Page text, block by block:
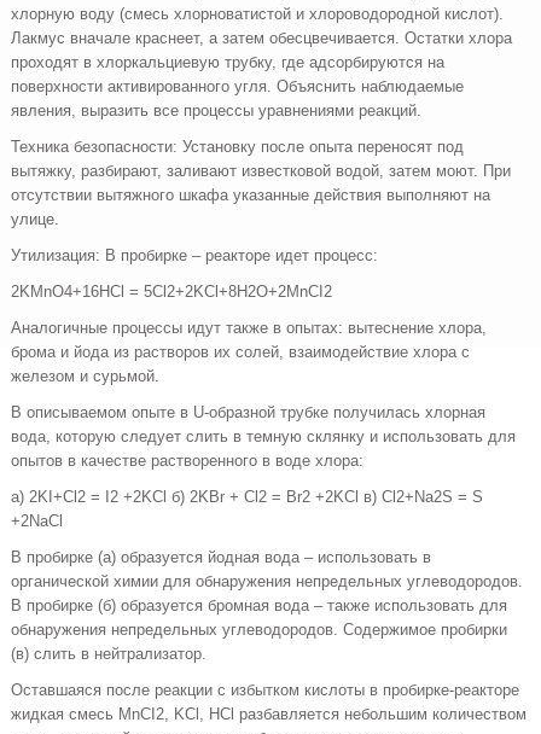
хлорную воду (смесь хлорноватистой и хлороводородной кислот).
Лакмус вначале краснеет, а затем обесцвечивается. Остатки хлора
проходят в хлоркальциевую трубку, где адсорбируются на
поверхности активированного угля. Объяснить наблюдаемые
явления, выразить все процессы уравнениями реакций.
Техника безопасности: Установку после опыта переносят под
вытяжку, разбирают, заливают известковой водой, затем моют. При
отсутствии вытяжного шкафа указанные действия выполняют на
улице.
Утилизация: В пробирке – реакторе идет процесс:
2KMnO4+16HCl = 5Cl2+2KCl+8H2O+2МnCI2
Аналогичные процессы идут также в опытах: вытеснение хлора,
брома и йода из растворов их солей, взаимодействие хлора с
железом и сурьмой.
В описываемом опыте в U-образной трубке получилась хлорная
вода, которую следует слить в темную склянку и использовать для
опытов в качестве растворенного в воде хлора:
а) 2KI+Cl2 = I2 +2KCl б) 2KBr + Cl2 = Br2 +2KCl в) Cl2+Na2S = S
+2NaCl
В пробирке (а) образуется йодная вода – использовать в
органической химии для обнаружения непредельных углеводородов.
В пробирке (б) образуется бромная вода – также использовать для
обнаружения непредельных углеводородов. Содержимое пробирки
(в) слить в нейтрализатор.
Оставшаяся после реакции с избытком кислоты в пробирке-реакторе
жидкая смесь MnCI2, KCl, HCl разбавляется небольшим количеством